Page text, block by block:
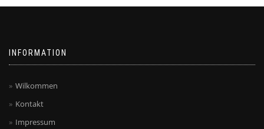
INFORMATION
Wilkommen
Kontakt
Impressum